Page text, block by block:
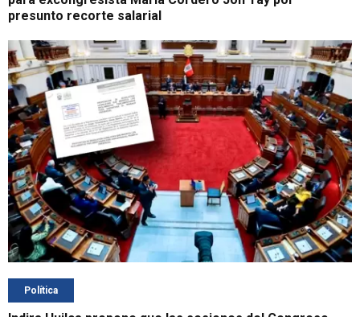
presunto recorte salarial
Política